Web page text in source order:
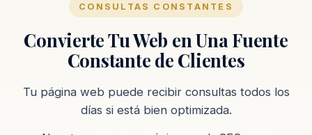
CONSULTAS CONSTANTES
Convierte Tu Web en Una Fuente
Constante de Clientes
Tu página web puede recibir consultas todos los
días si está bien optimizada.